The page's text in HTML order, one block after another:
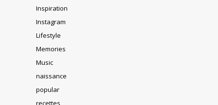
Inspiration
Instagram
Lifestyle
Memories
Music
naissance
popular
recettes